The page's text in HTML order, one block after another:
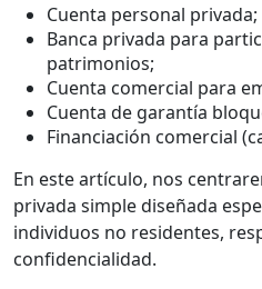
Cuenta personal privada;
Banca privada para
patrimonios;
Cuenta comercial para
Cuenta de garantía
Financiación comercial
En este artículo, nos
privada simple diseñada
individuos no residentes,
confidencialidad.